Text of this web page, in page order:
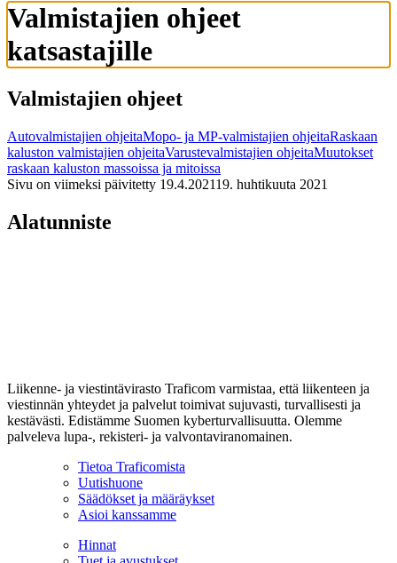
Valmistajien ohjeet
katsastajille
Valmistajien ohjeet
Autovalmistajien ohjeitaMopo- ja MP-valmistajien ohjeitaRaskaan
kaluston valmistajien ohjeitaVarustevalmistajien ohjeitaMuutokset
raskaan kaluston massoissa ja mitoissa
Sivu on viimeksi päivitetty 19.4.202119. huhtikuuta 2021
Alatunniste
Liikenne- ja viestintävirasto Traficom varmistaa, että liikenteen ja
viestinnän yhteydet ja palvelut toimivat sujuvasti, turvallisesti ja
kestävästi. Edistämme Suomen kyberturvallisuutta. Olemme
palveleva lupa-, rekisteri- ja valvontaviranomainen.
Tietoa Traficomista
Uutishuone
Säädökset ja määräykset
Asioi kanssamme
Hinnat